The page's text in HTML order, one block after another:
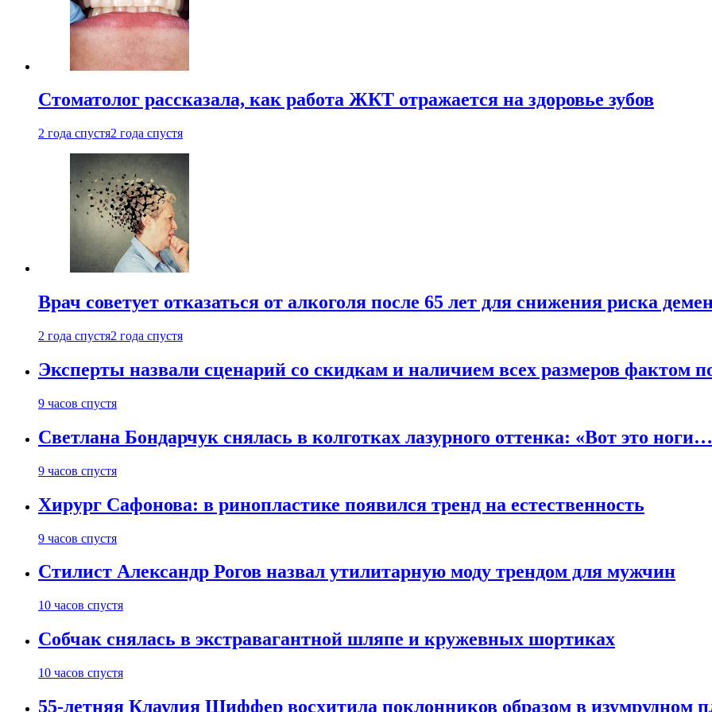
Стоматолог рассказала, как работа ЖКТ отражается на здоровье зубов
2 года спустя2 года спустя
Врач советует отказаться от алкоголя после 65 лет для снижения риска
2 года спустя2 года спустя
Эксперты назвали сценарий со скидкам и наличием всех размеров фактом
9 часов спустя
Светлана Бондарчук снялась в колготках лазурного оттенка: «Вот это
9 часов спустя
Хирург Сафонова: в ринопластике появился тренд на естественность
9 часов спустя
Стилист Александр Рогов назвал утилитарную моду трендом для мужчин
10 часов спустя
Собчак снялась в экстравагантной шляпе и кружевных шортиках
10 часов спустя
55-летняя Клаудия Шиффер восхитила поклонников образом в изумрудном